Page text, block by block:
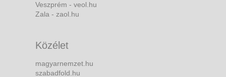
Veszprém - veol.hu
Zala - zaol.hu
Közélet
magyarnemzet.hu
szabadfold.hu